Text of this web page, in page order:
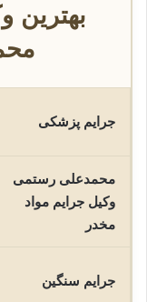
بهترین
جرایم پزشکی
محمدعلی رستمی
وکیل جرایم مواد
مخدر
جرایم سنگین